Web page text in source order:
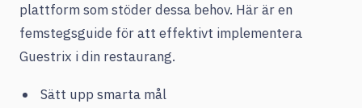
plattform som stöder dessa behov. Här är en
femstegsguide för att effektivt implementera
Guestrix i din restaurang.
Sätt upp smarta mål